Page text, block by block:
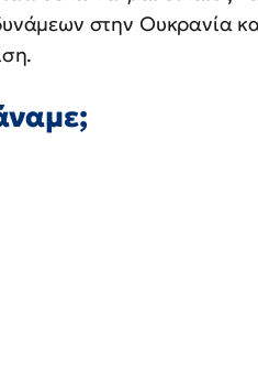
στην Ουκρανία